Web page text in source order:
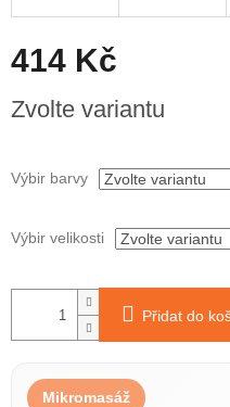
414 Kč
Měrná
cena:
Zvolte variantu
Výbir barvy
Výbir velikosti
Přidat do
Mikromasáž